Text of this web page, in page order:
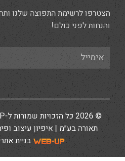
הצטרפו לרשימת התפוצה שלנו
והנחות לפני כולם!
תאורה בע״מ | איפיון עיצוב
בניית